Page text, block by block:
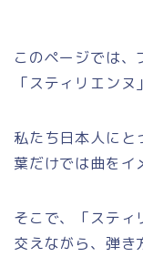
このページでは、
「スティリエン
私たち日本人にと
葉だけでは曲をイ
そこで、「スティ
交えながら、弾き